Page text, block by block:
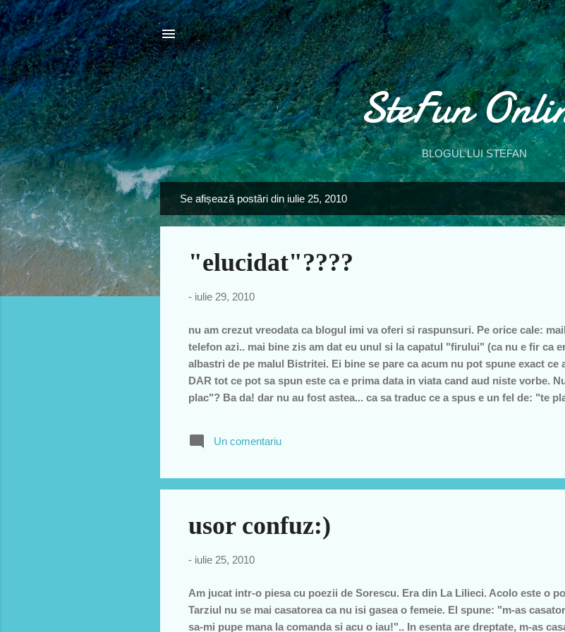
Treceți la conținutul principal
SteFun
BLOGUL LUI STEFAN
o
Se afișează postări din iulie 25, 2010
"elucidat"????
- iulie 29, 2010
nu am crezut vreodata ca blogul imi va oferi si raspunsuri. Pe orice cale:
telefon azi.. mai bine zis am dat eu unul si la capatul "firului" (ca nu e fir ca
albastri de pe malul Bistritei. Ei bine se pare ca acum nu pot spune exact ce
DAR tot ce pot sa spun este ca e prima data in viata cand aud niste vorbe.
plac"? Ba da! dar nu au fost astea... ca sa traduc ce a spus e un fel de: "te
ele si imi spune al'de Cashu :"pretene nu e de nasul tau" (ori ca vrea bani,
Un comentariu
usor confuz:)
- iulie 25, 2010
Am jucat intr-o piesa cu poezii de Sorescu. Era din La Lilieci. Acolo este o
Tarziul nu se mai casatorea ca nu isi gasea o femeie. El spune: "m-as
sa-mi pupe mana la comanda si acu o iau!".. In esenta are dreptate, m-as